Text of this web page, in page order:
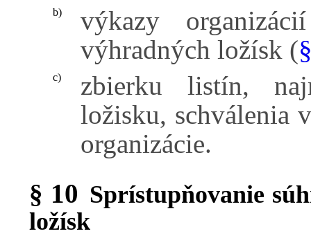
b)
výkazy
výhradných ložísk (
c)
zbierku listín,
ložisku, schválenia
organizácie.
§ 10 Sprístupňovanie
ložísk